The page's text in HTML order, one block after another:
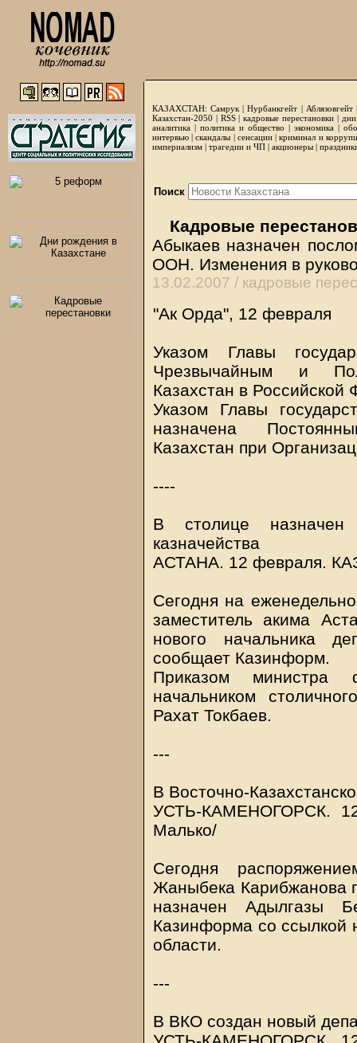
КАЗАХСТАН: Самрук |Нурбанкгейт | Аблязовгейт
Казахстан-2050 | RSS|кадровые перестановки|
аналитика | политика и общество | экономика |
интервью |скандалы | сенсации|криминал и
империализм | трагедии и ЧП | акционеры |
Поиск
Кадровые
Абыкаев назначен
ООН. Изменения в
13.02.2007 / кадровые
"Ак Орда", 12 февраля
Указом Главы
Чрезвычайным и
Казахстан в Российской
Указом Главы
назначена
Казахстан при
----
В столице назначен
казначейства
АСТАНА. 12 февраля.
Сегодня на
заместитель акима
нового начальника
сообщает Казинформ.
Приказом министра
начальником
Рахат Токбаев.
---
В Восточно-
УСТЬ-КАМЕНОГОРСК.
Малько/
Сегодня
Жаныбека Карибжанова
назначен Адылгазы
Казинформа со
области.
---
В ВКО создан новый